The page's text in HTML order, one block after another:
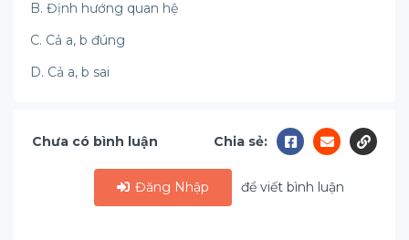
B. Định hướng quan hệ
C. Cả a, b đúng
D. Cả a, b sai
Chưa có bình luận Chia sẻ:
Đăng Nhập để viết bình luận